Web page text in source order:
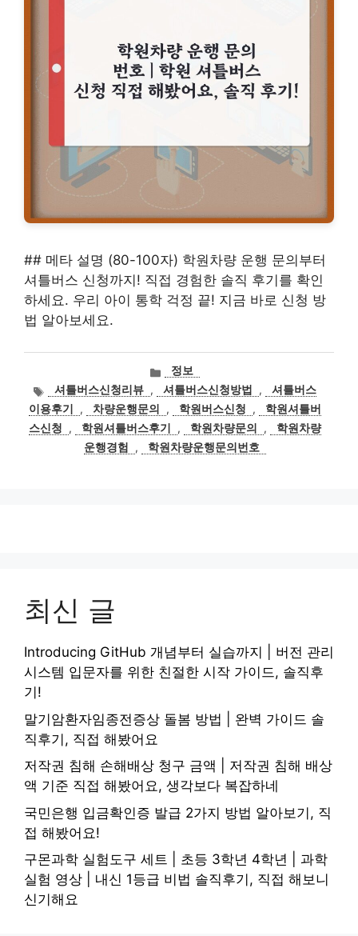
## 메타 설명 (80-100자) 학원차량 운행 문의부터
셔틀버스 신청까지! 직접 경험한 솔직 후기를 확인
하세요. 우리 아이 통학 걱정 끝! 지금 바로 신청 방
법 알아보세요.
카
테
고
리
정보
태
그
셔틀버스신청리뷰 , 셔틀버스신청방법 ,
셔틀버스
이용후기
, 차량운행문의 , 학원버스신청 ,
학원셔틀버
스신청
, 학원셔틀버스후기 , 학원차량문의 ,
학원차량
운행경험
, 학원차량운행문의번호
최신 글
Introducing GitHub 개념부터 실습까지 | 버전 관리
시스템 입문자를 위한 친절한 시작 가이드, 솔직후
기!
말기암환자임종전증상 돌봄 방법 | 완벽 가이드 솔
직후기, 직접 해봤어요
저작권 침해 손해배상 청구 금액 | 저작권 침해 배상
액 기준 직접 해봤어요, 생각보다 복잡하네
국민은행 입금확인증 발급 2가지 방법 알아보기, 직
접 해봤어요!
구몬과학 실험도구 세트 | 초등 3학년 4학년 | 과학
실험 영상 | 내신 1등급 비법 솔직후기, 직접 해보니
신기해요